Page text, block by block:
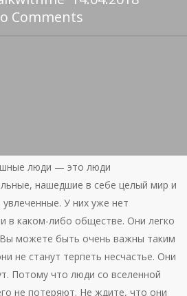
Comments
люди — это люди
нашедшие в себе целый мир и
У них уже нет
в каком-либо обществе. Они легко
можете быть очень важны таким
не станут терпеть несчастье. Они
Потому что люди со вселенной
не потеряют. Не ждите, что они